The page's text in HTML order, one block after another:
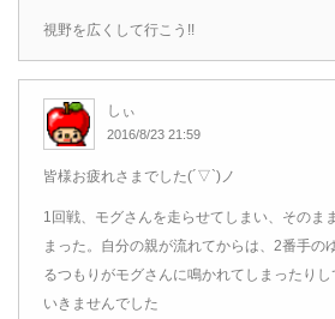
視野を広くして行こう!!
しぃ
2016/8/23 21:59
皆様お疲れさまでした(´▽`)ノ
1回戦、モグさんを走らせてしまい、そのま
まった。自分の親が流れてからは、2番手の
るつもりがモグさんに鳴かれてしまったり
いきませんでした